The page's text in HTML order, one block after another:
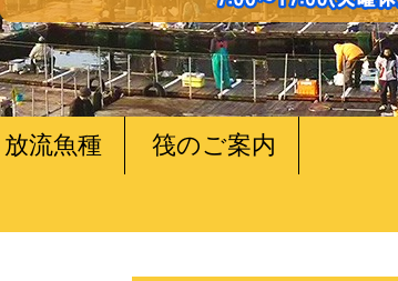
放流魚種 筏のご案内